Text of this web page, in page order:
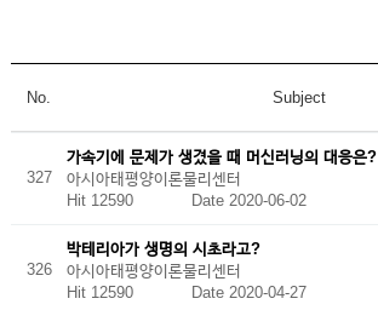
No. Subject
327
가속기에 문제가 생겼을 때 머신러닝의 대응은?
아시아태평양이론물리센터
Hit 12590 Date 2020-06-02
326
박테리아가 생명의 시초라고?
아시아태평양이론물리센터
Hit 12590 Date 2020-04-27